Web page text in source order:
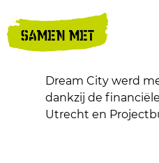
SAMEN MET
Dream City werd
dankzij de
Utrecht en